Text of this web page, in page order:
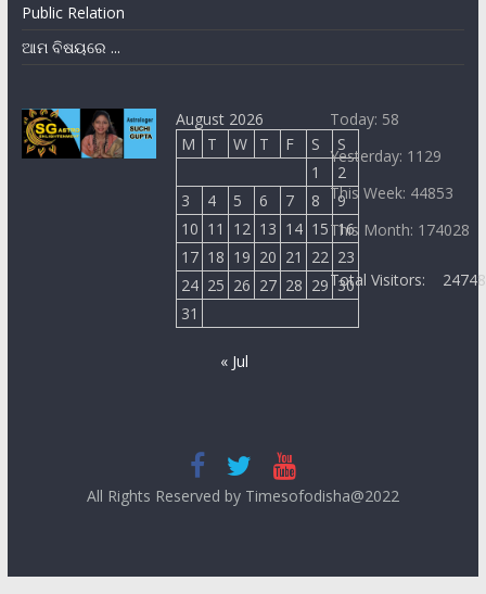
Public Relation
ଆମ ବିଷୟରେ ...
August 2026
M
T W T F S
S
1
2
3
4 5 6 7 8
9
10 11 12 13 14 15 16
17 18 19 20 21 22 23
24 25 26 27 28 29 30
31
« Jul
Today: 58
Yesterday: 1129
This Week: 44853
This Month: 174028
Total Visitors:
All Rights Reserved by Timesofodisha@2022